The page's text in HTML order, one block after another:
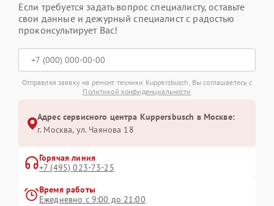
Если требуется задать вопрос специалисту, оставьте
свои данные и дежурный специалист с радостью
проконсультирует Вас!
Отправляя заявку на ремонт техники Kuppersbusch, Вы соглашаетесь с
Политикой конфиденциальности
Адрес сервисного центра Kuppersbusch в Москве:
г. Москва, ул. Чаянова 18
Горячая линия
+7 (495) 023-73-25
Время работы
Ежедневно с 9:00 до 21:00